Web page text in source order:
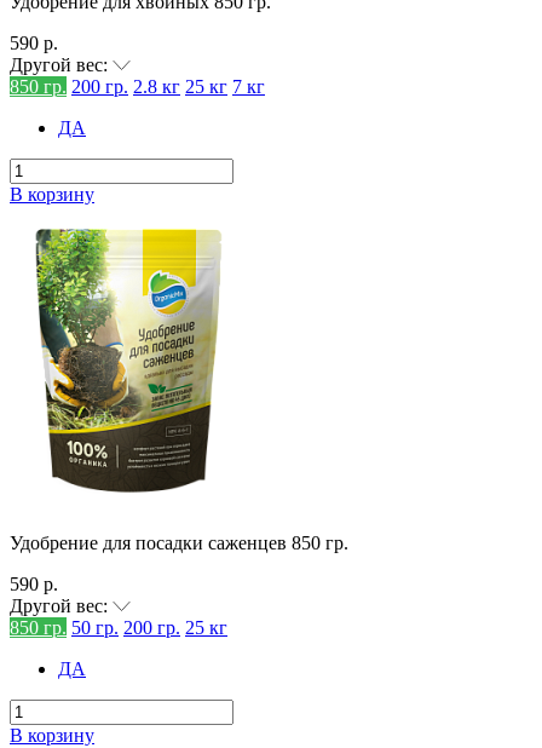
590 р.
Другой вес:
850 гр. 200 гр. 2.8 кг 25 кг 7 кг
ДА
В корзину
Удобрение для посадки саженцев 850 гр.
590 р.
Другой вес:
850 гр. 50 гр. 200 гр. 25 кг
ДА
В корзину